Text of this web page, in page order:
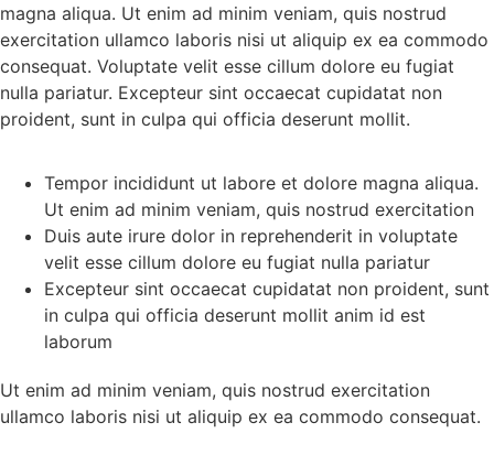
magna aliqua. Ut enim ad minim veniam, quis nostrud
exercitation ullamco laboris nisi ut aliquip ex ea commodo
consequat. Voluptate velit esse cillum dolore eu fugiat
nulla pariatur. Excepteur sint occaecat cupidatat non
proident, sunt in culpa qui officia deserunt mollit.
Tempor incididunt ut labore et dolore magna aliqua.
Ut enim ad minim veniam, quis nostrud exercitation
Duis aute irure dolor in reprehenderit in voluptate
velit esse cillum dolore eu fugiat nulla pariatur
Excepteur sint occaecat cupidatat non proident, sunt
in culpa qui officia deserunt mollit anim id est
laborum
Ut enim ad minim veniam, quis nostrud exercitation
ullamco laboris nisi ut aliquip ex ea commodo consequat.